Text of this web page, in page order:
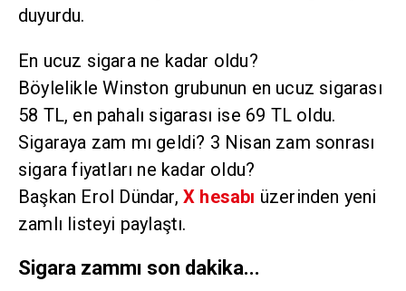
duyurdu.
En ucuz sigara ne kadar oldu?
Böylelikle Winston grubunun en ucuz sigarası
58 TL, en pahalı sigarası ise 69 TL oldu.
Sigaraya zam mı geldi? 3 Nisan zam sonrası
sigara fiyatları ne kadar oldu?
Başkan Erol Dündar, X hesabı üzerinden yeni
zamlı listeyi paylaştı.
Sigara zammı son dakika...